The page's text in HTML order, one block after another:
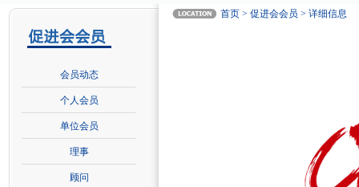
会员动态
个人会员
单位会员
理事
顾问
首页 > 促进会会员 > 详细信息